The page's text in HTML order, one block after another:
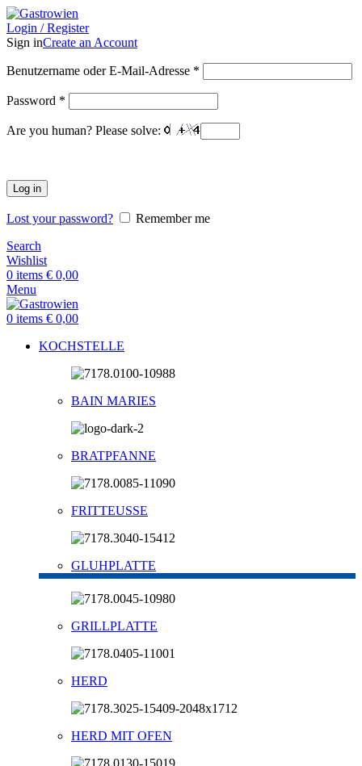
Login / Register
Sign inCreate an Account
Benutzername oder E-Mail-Adresse *
Password *
Are you human? Please solve:
Log in
Lost your password?
Remember me
Search
Wishlist
0 items € 0,00
Menu
0 items € 0,00
KOCHSTELLE
BAIN MARIES
BRATPFANNE
FRITTEUSSE
GLUHPLATTE
GRILLPLATTE
HERD
HERD MIT OFEN